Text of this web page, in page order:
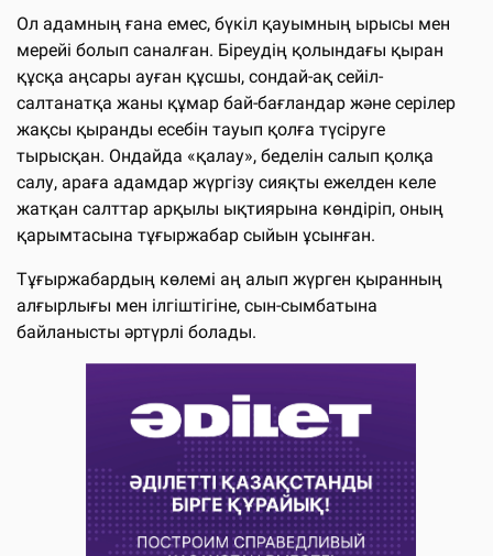
Ол адамның ғана емес, бүкіл қауымның ырысы мен
мерейі болып саналған. Біреудің қолындағы қыран
құсқа аңсары ауған құсшы, сондай-ақ сейіл-
салтанатқа жаны құмар бай-бағландар және серілер
жақсы қыранды есебін тауып қолға түсіруге
тырысқан. Ондайда «қалау», беделін салып қолқа
салу, араға адамдар жүргізу сияқты ежелден келе
жатқан салттар арқылы ықтиярына көндіріп, оның
қарымтасына тұғыржабар сыйын ұсынған.
Тұғыржабардың көлемі аң алып жүрген қыранның
алғырлығы мен ілгіштігіне, сын-сымбатына
байланысты әртүрлі болады.